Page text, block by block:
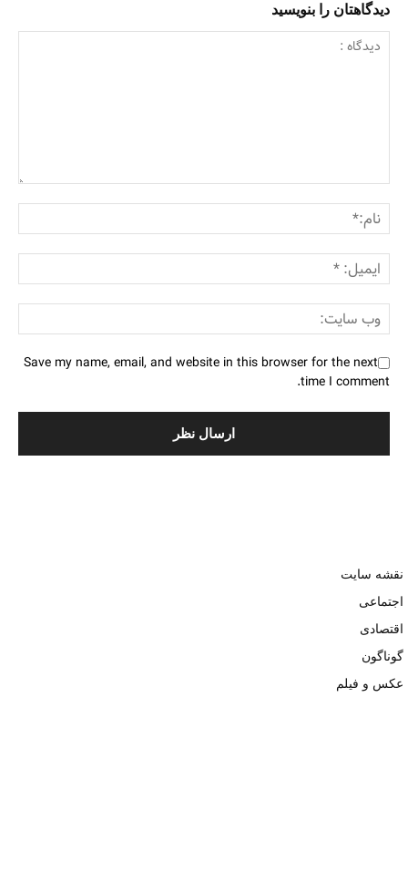
دیدگاهتان را بنویسید
Save my name, email, and website in this browser for the next
time I comment.
نقشه سایت
اجتماعی
اقتصادی
گوناگون
عکس و فیلم